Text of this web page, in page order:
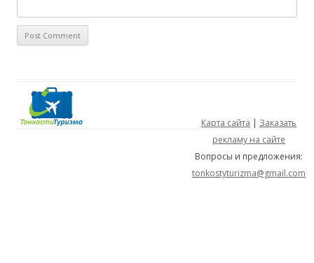
Карта сайта | Заказать
рекламу на сайте
Вопросы и предложения:
tonkostyturizma@gmail.com